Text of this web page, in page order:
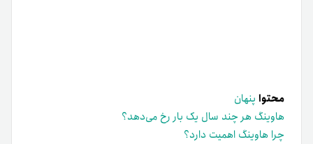
محتوا پنهان
هاوینگ هر چند سال یک بار رخ می‌دهد؟
چرا هاوینگ اهمیت دارد؟